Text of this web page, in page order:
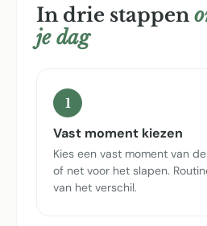
In drie stappen
je dag
1
Vast moment kiezen
Kies een vast moment van
of net voor het slapen.
van het verschil.